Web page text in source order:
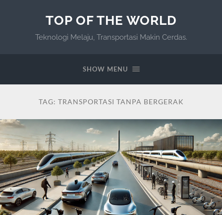
TOP OF THE WORLD
Teknologi Melaju, Transportasi Makin Cerdas.
SHOW MENU
TAG: TRANSPORTASI TANPA BERGERAK